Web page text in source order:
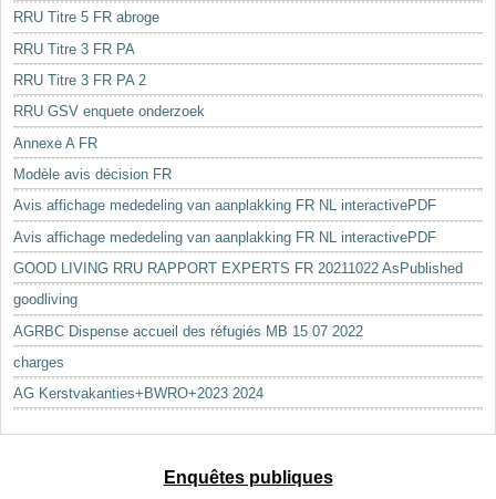
RRU Titre 5 FR abroge
RRU Titre 3 FR PA
RRU Titre 3 FR PA 2
RRU GSV enquete onderzoek
Annexe A FR
Modèle avis décision FR
Avis affichage mededeling van aanplakking FR NL interactivePDF
Avis affichage mededeling van aanplakking FR NL interactivePDF
GOOD LIVING RRU RAPPORT EXPERTS FR 20211022 AsPublished
goodliving
AGRBC Dispense accueil des réfugiés MB 15 07 2022
charges
AG Kerstvakanties+BWRO+2023 2024
Enquêtes publiques